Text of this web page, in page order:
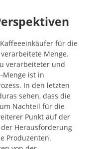
für die
Menge.
verarbeiteter und
Menge ist in
In den letzten
sehen, dass die
Nachteil für die
Punkt auf der
Herausforderung
Produzenten.